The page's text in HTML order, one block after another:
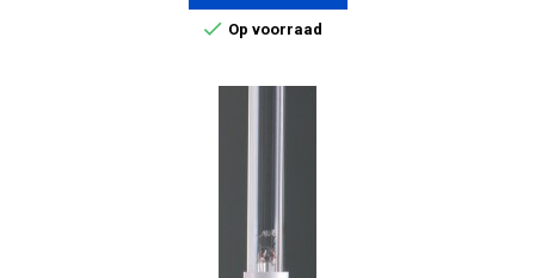
 Op voorraad